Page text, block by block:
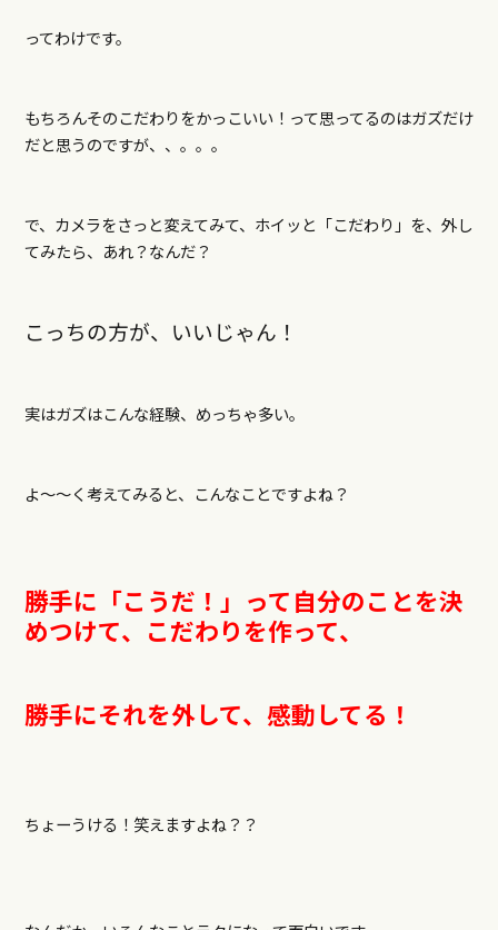
ってわけです。
もちろんそのこだわりをかっこいい！って思ってるのはガズだけ
だと思うのですが、、。。。
で、カメラをさっと変えてみて、ホイッと「こだわり」を、外し
てみたら、あれ？なんだ？
こっちの方が、いいじゃん！
実はガズはこんな経験、めっちゃ多い。
よ～～く考えてみると、こんなことですよね？
勝手に「こうだ！」って自分のことを決
めつけて、こだわりを作って、
勝手にそれを外して、感動してる！
ちょーうける！笑えますよね？？